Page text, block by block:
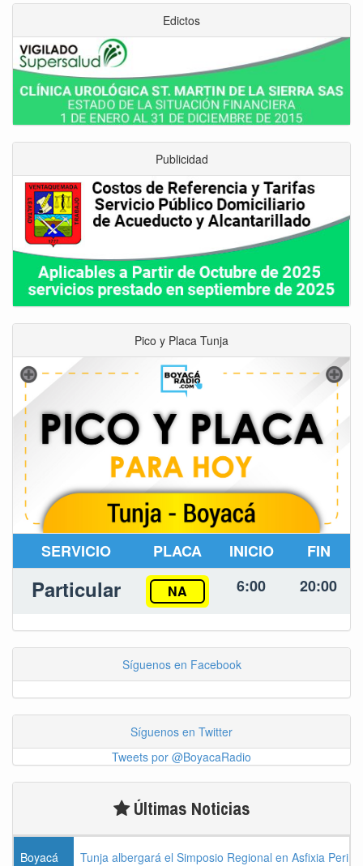
Edictos
Publicidad
Pico y Placa Tunja
SERVICIO PLACA INICIO FIN
Particular NA 6:00 20:00
Síguenos en Facebook
Síguenos en Twitter
Tweets por @BoyacaRadio
Últimas Noticias
Boyacá Tunja albergará el Simposio Regional en Asfixia